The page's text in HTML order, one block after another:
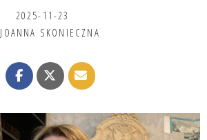
2025-11-23
JOANNA SKONIECZNA